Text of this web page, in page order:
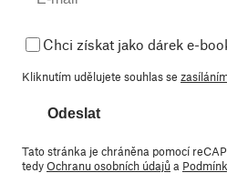
Chci získat jako dárek e-
Kliknutím udělujete souhlas se
Odeslat
Tato stránka je chráněna pomocí
tedyOchranu osobních údajůa